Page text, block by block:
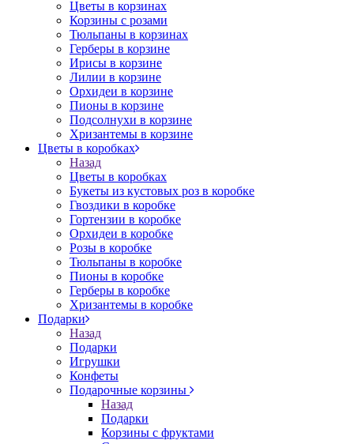
Цветы в корзинах
Корзины с розами
Тюльпаны в корзинах
Герберы в корзине
Ирисы в корзине
Лилии в корзине
Орхидеи в корзине
Пионы в корзине
Подсолнухи в корзине
Хризантемы в корзине
Цветы в коробках
Назад
Цветы в коробках
Букеты из кустовых роз в коробке
Гвоздики в коробке
Гортензии в коробке
Орхидеи в коробке
Розы в коробке
Тюльпаны в коробке
Пионы в коробке
Герберы в коробке
Хризантемы в коробке
Подарки
Назад
Подарки
Игрушки
Конфеты
Подарочные корзины
Назад
Подарки
Корзины с фруктами